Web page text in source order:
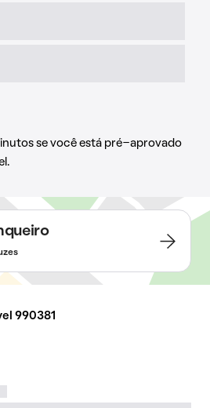
se você está pré-aprovado
990381